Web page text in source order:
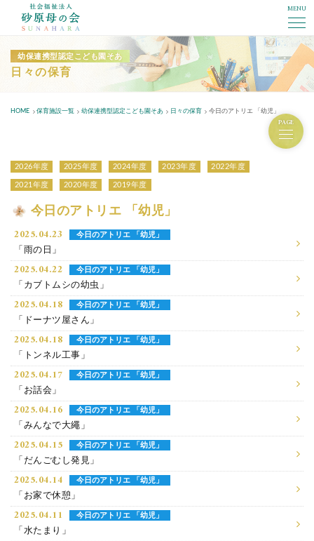
MENU
幼保連携型認定こども園そあ
日々の保育
HOME 保育施設一覧 幼保連携型認定こども園そあ 日々の保育 今日のアトリエ 「幼児」
PAGE
2026年度 2025年度 2024年度 2023年度 2022年度
2021年度 2020年度 2019年度
今日のアトリエ 「幼児」
2025.04.23 今日のアトリエ 「幼児」
「雨の日」
2025.04.22 今日のアトリエ 「幼児」
「カブトムシの幼虫」
2025.04.18 今日のアトリエ 「幼児」
「ドーナツ屋さん」
2025.04.18 今日のアトリエ 「幼児」
「トンネル工事」
2025.04.17 今日のアトリエ 「幼児」
「お話会」
2025.04.16 今日のアトリエ 「幼児」
「みんなで大繩」
2025.04.15 今日のアトリエ 「幼児」
「だんごむし発見」
2025.04.14 今日のアトリエ 「幼児」
「お家で休憩」
2025.04.11 今日のアトリエ 「幼児」
「水たまり」